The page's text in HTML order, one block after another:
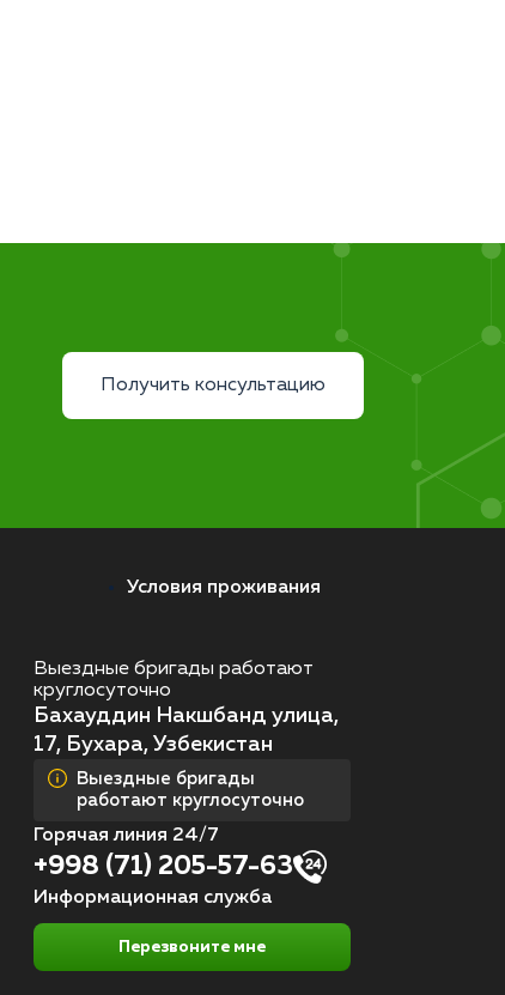
Получить консультацию
Условия проживания
Выездные бригады работают
круглосуточно
Бахауддин Накшбанд улица,
17, Бухара, Узбекистан
Выездные бригады
работают круглосуточно
Горячая линия 24/7
+998 (71) 205-57-63
Информационная служба
Перезвоните мне